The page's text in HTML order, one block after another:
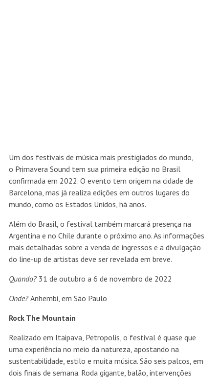
Um dos festivais de música mais prestigiados do mundo,
o Primavera Sound tem sua primeira edição no Brasil
confirmada em 2022. O evento tem origem na cidade de
Barcelona, mas já realiza edições em outros lugares do
mundo, como os Estados Unidos, há anos.
Além do Brasil, o festival também marcará presença na
Argentina e no Chile durante o próximo ano. As informações
mais detalhadas sobre a venda de ingressos e a divulgação
do line-up de artistas deve ser revelada em breve.
Quando?31 de outubro a 6 de novembro de 2022
Onde? Anhembi, em São Paulo
Rock The Mountain
Realizado em Itaipava, Petropolis, o festival é quase que
uma experiência no meio da natureza, apostando na
sustentabilidade, estilo e muita música. São seis palcos, em
dois finais de semana. Roda gigante, balão, intervenções